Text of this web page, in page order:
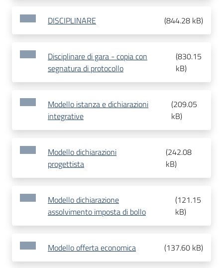
DISCIPLINARE (844.28 kB)
Disciplinare di gara - copia con
segnatura di protocollo
(830.15
kB)
Modello istanza e dichiarazioni
integrative
(209.05
kB)
Modello dichiarazioni
progettista
(242.08
kB)
Modello dichiarazione
assolvimento imposta di bollo
(121.15
kB)
Modello offerta economica (137.60 kB)